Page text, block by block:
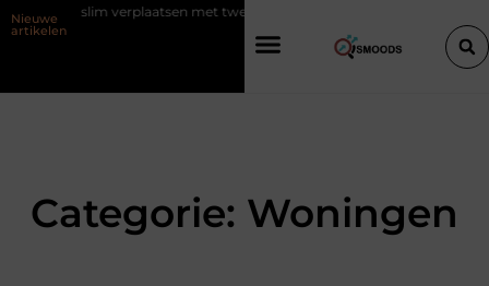
Nieuwe
artikelen
met twee liften naast elkaar
Categorie: Woningen